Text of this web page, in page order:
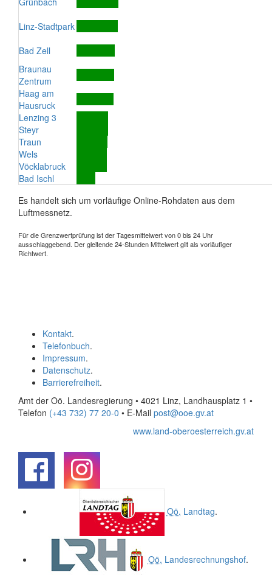
Linz-Stadtpark
Bad Zell
Braunau
Zentrum
Haag am
Hausruck
Lenzing 3
Steyr
Traun
Wels
Vöcklabruck
Bad Ischl
Es handelt sich um vorläufige Online-Rohdaten aus dem
Luftmessnetz.
Für die Grenzwertprüfung ist der Tagesmittelwert von 0 bis 24 Uhr
ausschlaggebend. Der gleitende 24-Stunden Mittelwert gilt als vorläufiger
Richtwert.
Kontakt.
Telefonbuch.
Impressum.
Datenschutz.
Barrierefreiheit.
Amt der Oö. Landesregierung • 4021 Linz, Landhausplatz 1 •
Telefon (+43 732) 77 20-0 • E-Mail post@ooe.gv.at
www.land-oberoesterreich.gv.at
Oö. Landtag.
Oö. Landesrechnungshof.